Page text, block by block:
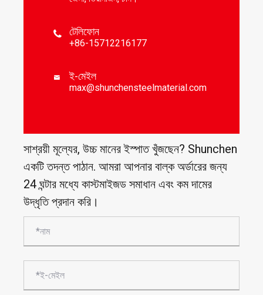
 টেলিফোন
+86-15712216177
 ই-মেইল
max@shunchensteelmaterial.com
সাশ্রয়ী মূল্যের, উচ্চ মানের ইস্পাত খুঁজছেন? Shunchen
একটি তদন্ত পাঠান. আমরা আপনার বাল্ক অর্ডারের জন্য
24 ঘন্টার মধ্যে কাস্টমাইজড সমাধান এবং কম দামের
উদ্ধৃতি প্রদান করি।